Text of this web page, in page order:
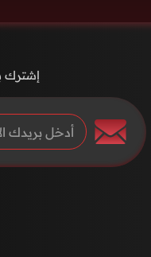
إشترك